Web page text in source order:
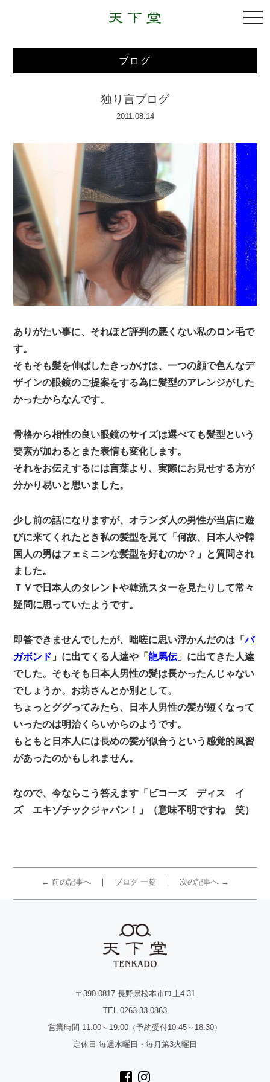
ブログ
独り言ブログ
2011.08.14
ありがたい事に、それほど評判の悪くない私のロン毛で
す。
そもそも髪を伸ばしたきっかけは、一つの顔で色んなデ
ザインの眼鏡のご提案をする為に髪型のアレンジがした
かったからなんです。
骨格から相性の良い眼鏡のサイズは選べても髪型という
要素が加わるとまた表情も変化します。
それをお伝えするには言葉より、実際にお見せする方が
分かり易いと思いました。
少し前の話になりますが、オランダ人の男性が当店に遊
びに来てくれたとき私の髪型を見て「何故、日本人や韓
国人の男はフェミニンな髪型を好むのか？」と質問され
ました。
ＴＶで日本人のタレントや韓流スターを見たりして常々
疑問に思っていたようです。
即答できませんでしたが、咄嗟に思い浮かんだのは「バ
ガボンド 」に出てくる人達や「龍馬伝」に出てきた人達
でした。そもそも日本人男性の髪は長かったんじゃない
でしょうか。お坊さんとか別として。
ちょっとググってみたら、日本人男性の髪が短くなって
いったのは明治くらいからのようです。
もともと日本人には長めの髪が似合うという感覚的風習
があったのかもしれません。
なので、今ならこう答えます「ビコーズ ディス イ
ズ エキゾチックジャパン！」（意味不明ですね 笑）
← 前の記事へ ブログ 一覧 次の記事へ →
〒390-0817 長野県松本市巾上4-31
TEL 0263-33-0863
営業時間 11:00～19:00（予約受付10:45～18:30）
定休日 毎週水曜日・毎月第3火曜日